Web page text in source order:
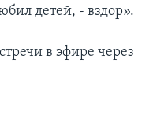
детей, - вздор».
в эфире через